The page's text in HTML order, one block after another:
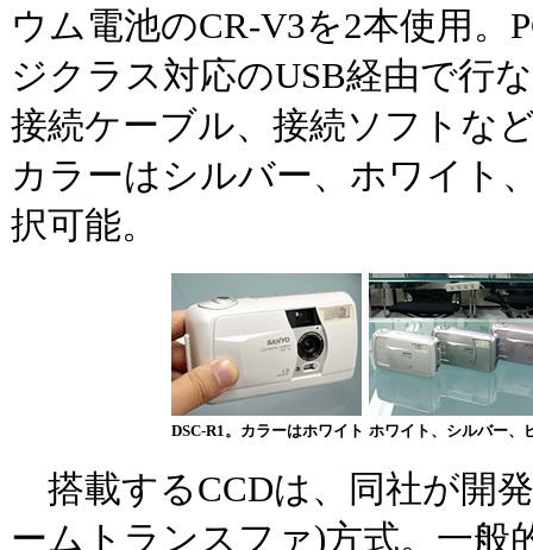
ウム電池のCR-V3を2本使用。
ジクラス対応のUSB経由で行
接続ケーブル、接続ソフトな
カラーはシルバー、ホワイト
択可能。
DSC-R1。カラーはホワイト ホワイト、シルバー、
搭載するCCDは、同社が開
ームトランスファ)方式。一般